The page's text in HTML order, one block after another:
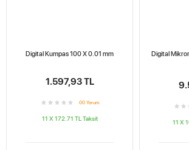
Digital Kumpas 100 X 0.01 mm
1.597,93 TL
00 Yorum
11 X 172.71 TL Taksit
Digital
11 X